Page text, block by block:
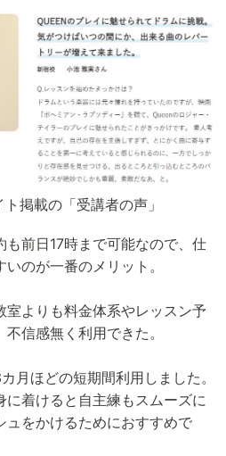
掲載の「受講者の声」
も前日17時まで可能なので、仕
のが一番のメリット。
室よりも料金体系やレッスン予
信感無く利用できた。
月ほどの短期間利用しました。
に着けると自主練もスムーズに
ュをかけるためにおすすめで